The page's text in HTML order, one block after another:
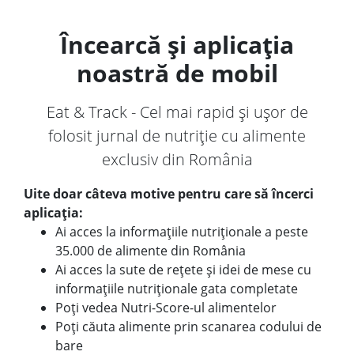
Încearcă și aplicația
noastră de mobil
Eat & Track - Cel mai rapid și ușor de
folosit jurnal de nutriție cu alimente
exclusiv din România
Uite doar câteva motive pentru care să încerci
aplicația:
Ai acces la informațiile nutriționale a peste
35.000 de alimente din România
Ai acces la sute de rețete și idei de mese cu
informațiile nutriționale gata completate
Poți vedea Nutri-Score-ul alimentelor
Poți căuta alimente prin scanarea codului de
bare